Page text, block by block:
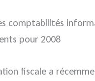
comptabilités
pour 2008
fiscale a